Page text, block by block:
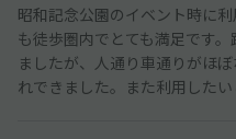
昭和記念公園のイベント時に
も徒歩圏内でとても満足です
ましたが、人通り車通りがほ
れできました。また利用したい